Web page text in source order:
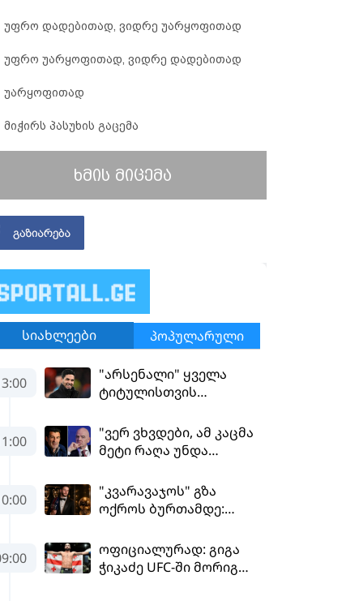
უფრო დადებითად, ვიდრე უარყოფითად
უფრო უარყოფითად, ვიდრე დადებითად
უარყოფითად
მიჭირს პასუხის გაცემა
ხმის მიცემა